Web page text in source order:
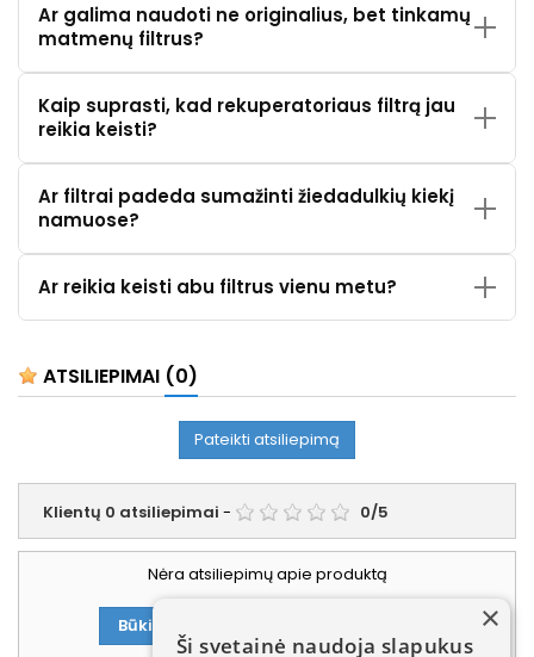
Ar galima naudoti ne originalius, bet tinkamų
matmenų filtrus?
Kaip suprasti, kad rekuperatoriaus filtrą jau
reikia keisti?
Ar filtrai padeda sumažinti žiedadulkių kiekį
namuose?
Ar reikia keisti abu filtrus vienu metu?
ATSILIEPIMAI (0)
Pateikti atsiliepimą
Klientų 0 atsiliepimai - 0/5
Nėra atsiliepimų apie produktą
Būkite pirmasis parašęs atsiliepimą! ×
Ši svetainė naudoja slapukus